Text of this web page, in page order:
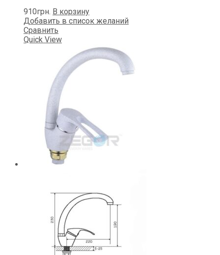
910грн. В корзину
Добавить в список желаний
Сравнить
Quick View